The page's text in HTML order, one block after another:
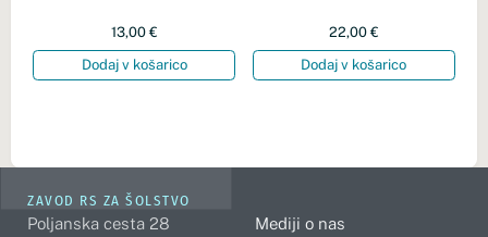
13,00 €
Dodaj v košarico
22,00 €
Dodaj v košarico
ZAVOD RS ZA ŠOLSTVO
Poljanska cesta 28
Mediji o nas